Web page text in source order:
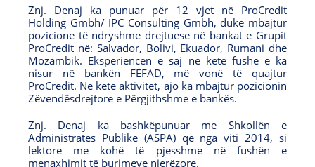
d
o
w
o
w
n
d
o
w
o
w
Znj. Denaj ka punuar për 12 vjet në ProCredit
Holding Gmbh/ IPC Consulting Gmbh, duke mbajtur
pozicione të ndryshme drejtuese në bankat e Grupit
ProCredit në: Salvador, Bolivi, Ekuador, Rumani dhe
Mozambik. Eksperiencën e saj në këtë fushë e ka
nisur në bankën FEFAD, më vonë të quajtur
ProCredit. Në këtë aktivitet, ajo ka mbajtur pozicionin
Zëvendësdrejtore e Përgjithshme e bankës.
Znj. Denaj ka bashkëpunuar me Shkollën e
Administratës Publike (ASPA) që nga viti 2014, si
lektore me kohë të pjesshme në fushën e
menaxhimit të burimeve njerëzore.